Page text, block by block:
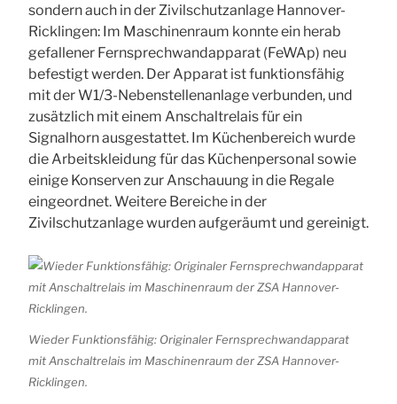
sondern auch in der Zivilschutzanlage Hannover-
Ricklingen: Im Maschinenraum konnte ein herab
gefallener Fernsprechwandapparat (FeWAp) neu
befestigt werden. Der Apparat ist funktionsfähig
mit der W1/3-Nebenstellenanlage verbunden, und
zusätzlich mit einem Anschaltrelais für ein
Signalhorn ausgestattet. Im Küchenbereich wurde
die Arbeitskleidung für das Küchenpersonal sowie
einige Konserven zur Anschauung in die Regale
eingeordnet. Weitere Bereiche in der
Zivilschutzanlage wurden aufgeräumt und gereinigt.
Wieder Funktionsfähig: Originaler Fernsprechwandapparat
mit Anschaltrelais im Maschinenraum der ZSA Hannover-
Ricklingen.